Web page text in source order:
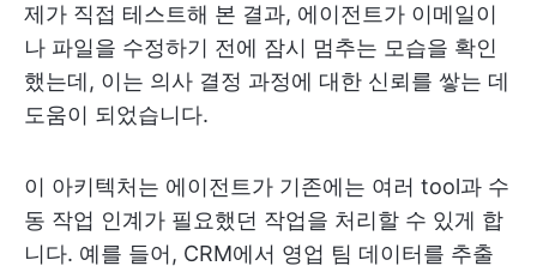
제가 직접 테스트해 본 결과, 에이전트가 이메일이
나 파일을 수정하기 전에 잠시 멈추는 모습을 확인
했는데, 이는 의사 결정 과정에 대한 신뢰를 쌓는 데
도움이 되었습니다.
이 아키텍처는 에이전트가 기존에는 여러 tool과 수
동 작업 인계가 필요했던 작업을 처리할 수 있게 합
니다. 예를 들어, CRM에서 영업 팀 데이터를 추출